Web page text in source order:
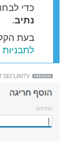
כדי
נתיב.
בעת